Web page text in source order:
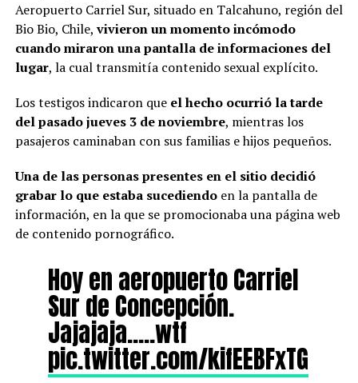
Aeropuerto Carriel Sur, situado en Talcahuno, región del
Bio Bio, Chile,vivieron un momento incómodo
cuando miraron una pantalla de informaciones del
lugar, la cual transmitía contenido sexual explícito.
Los testigos indicaron queel hecho ocurrió la tarde
del pasado jueves 3 de noviembre, mientras los
pasajeros caminaban con sus familias e hijos pequeños.
Una de las personas presentes en el sitio decidió
grabar lo que estaba sucediendoen la pantalla de
información, en la que se promocionaba una página web
de contenido pornográfico.
Hoy en aeropuerto Carriel
Sur de Concepción.
Jajajaja…..wtf
pic.twitter.com/kifEEBFxTG